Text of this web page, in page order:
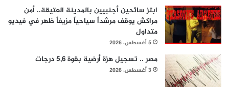
ابتز سائحين أجنبيين بالمدينة العتيقة.. أمن
مراكش يوقف مرشداً سياحياً مزيفاً ظهر في فيديو
متداول
5 أغسطس، 2026
مصر .. تسجيل هزة أرضية بقوة 5,6 درجات
3 أغسطس، 2026